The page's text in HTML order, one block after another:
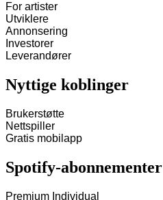
For artister
Utviklere
Annonsering
Investorer
Leverandører
Nyttige koblinger
Brukerstøtte
Nettspiller
Gratis mobilapp
Spotify-abonnementer
Premium Individual